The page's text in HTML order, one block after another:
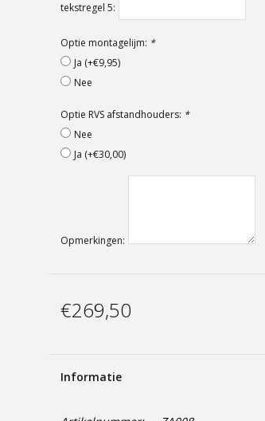
tekstregel 5:
Optie montagelijm: *
Ja (+€9,95)
Nee
Optie RVS afstandhouders: *
Nee
Ja (+€30,00)
Opmerkingen:
€269,50
Informatie